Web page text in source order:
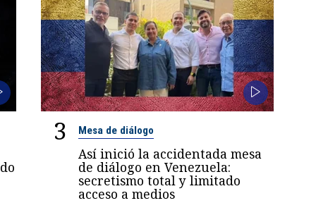
3 Mesa de diálogo
Así inició la accidentada mesa
de diálogo en Venezuela:
secretismo total y limitado
acceso a medios